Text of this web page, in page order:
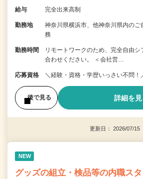
給与 完全出来高制
勤務地
神奈川県横浜市、他神奈川県内の
務
勤務時間
リモートワークのため、完全自由
合わせください。 ＜会社営…
応募資格 ＼経験・資格・学歴いっさい不問！
後で見る 詳細を見
更新日： 2026/07/
NEW
グッズの組立・検品等の内職ス